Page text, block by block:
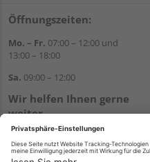
Öffnungszeiten:
Mo. – Fr. 07:00 – 12:00 und
13:00 – 18:00
Sa. 09:00 – 12:00
Wir helfen Ihnen gerne
weiter
Tel.:+49 8122 14197
E-Mail:vertrieb@holz-liebl.de